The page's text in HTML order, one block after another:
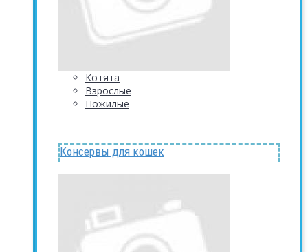
Котята
Взрослые
Пожилые
Консервы для кошек